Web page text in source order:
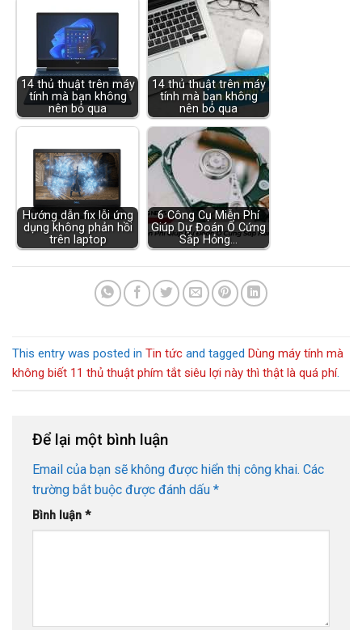
14 thủ thuật trên máy
tính mà bạn không
nên bỏ qua
14 thủ thuật trên máy
tính mà bạn không
nên bỏ qua
Hướng dẫn fix lỗi ứng
dụng không phản hồi
trên laptop
6 Công Cụ Miễn Phí
Giúp Dự Đoán Ổ Cứng
Sắp Hỏng…
This entry was posted in Tin tức and tagged Dùng máy tính mà
không biết 11 thủ thuật phím tắt siêu lợi này thì thật là quá phí.
Để lại một bình luận
Email của bạn sẽ không được hiển thị công khai. Các
trường bắt buộc được đánh dấu *
Bình luận *